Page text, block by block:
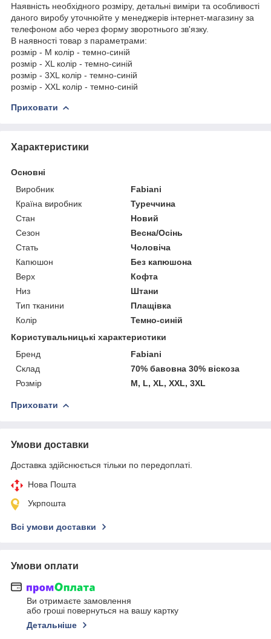
Наявність необхідного розміру, детальні виміри та особливості
даного виробу уточнюйте у менеджерів інтернет-магазину за
телефоном або через форму зворотнього зв'язку.
В наявності товар з параметрами:
розмір - M колір - темно-синій
розмір - XL колір - темно-синій
розмір - 3XL колір - темно-синій
розмір - XXL колір - темно-синій
Приховати
Характеристики
Основні
Виробник
Fabiani
Країна виробник
Туреччина
Стан
Новий
Сезон
Весна/Осінь
Стать
Чоловіча
Капюшон
Без капюшона
Верх
Кофта
Низ
Штани
Тип тканини
Плащівка
Колір
Темно-синій
Користувальницькі характеристики
Бренд
Fabiani
Склад
70% бавовна 30% віскоза
Розмір
M, L, XL, XXL, 3XL
Приховати
Умови доставки
Доставка здійснюється тільки по передоплаті.
Нова Пошта
Укрпошта
Всі умови доставки
Умови оплати
Ви отримаєте замовлення
або гроші повернуться на вашу картку
Детальніше